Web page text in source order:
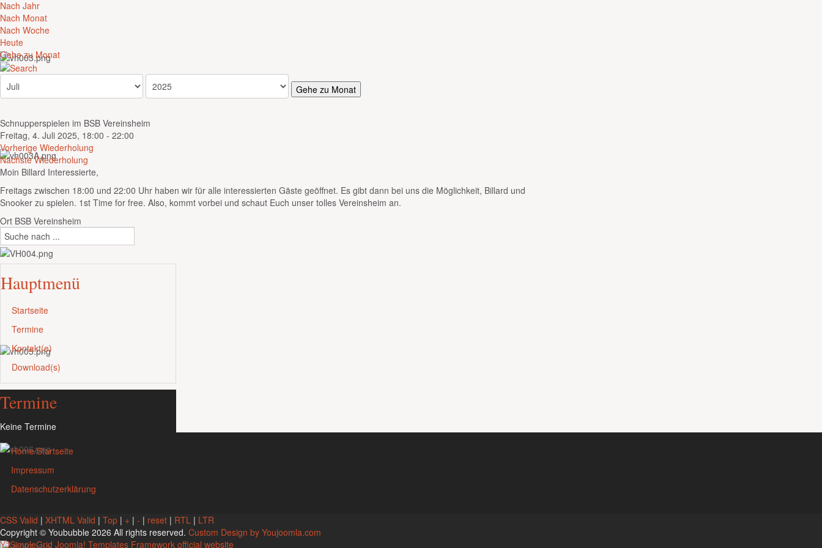
Nach Jahr
Nach Monat
Nach Woche
Heute
Gehe zu Monat
Gehe zu Monat
Schnupperspielen im BSB Vereinsheim
Freitag, 4. Juli 2025, 18:00 - 22:00
Vorherige Wiederholung
Nächste Wiederholung
Moin Billard Interessierte,
Freitags zwischen 18:00 und 22:00 Uhr haben wir für alle interessierten Gäste geöffnet. Es gibt dann bei uns die Möglichkeit, Billard und
Snooker zu spielen. 1st Time for free. Also, kommt vorbei und schaut Euch unser tolles Vereinsheim an.
Ort BSB Vereinsheim
Hauptmenü
Startseite
Termine
Kontakt(e)
Download(s)
Termine
Keine Termine
Home/Startseite
Impressum
Datenschutzerklärung
CSS Valid | XHTML Valid | Top | + | - | reset | RTL | LTR
Copyright © Yoububble 2026 All rights reserved. Custom Design by Youjoomla.com
YJSimpleGrid Joomla! Templates Framework official website